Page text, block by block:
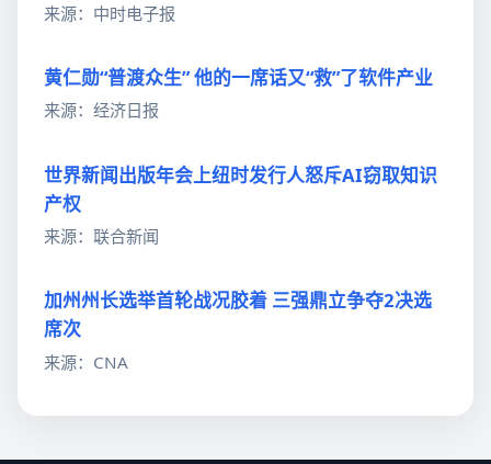
来源：中时电子报
黄仁勋“普渡众生” 他的一席话又“救”了软件产业
来源：经济日报
世界新闻出版年会上纽时发行人怒斥AI窃取知识
产权
来源：联合新闻
加州州长选举首轮战况胶着 三强鼎立争夺2决选
席次
来源：CNA